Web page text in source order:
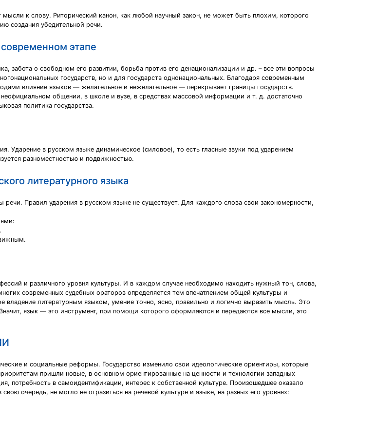
к слову. Риторический канон, как любой научный закон, не может быть плохим, которого
создания убедительной речи.
этапе
забота о свободном его развитии, борьба против его денационализации и др. – все эти вопросы
государств, но и для государств однонациональных. Благодаря современным
влияние языков — желательное и нежелательное — перекрывает границы государств.
общении, в школе и вузе, в средствах массовой информации и т. д. достаточно
политика государства.
Ударение в русском языке динамическое (силовое), то есть гласные звуки под ударением
разноместностью и подвижностью.
литературного языка
Правил ударения в русском языке не существует. Для каждого слова свои закономерности,
и различного уровня культуры. И в каждом случае необходимо находить нужный тон, слова,
современных судебных ораторов определяется тем впечатлением общей культуры и
владение литературным языком, умение точно, ясно, правильно и логично выразить мысль. Это
язык — это инструмент, при помощи которого оформляются и передаются все мысли, это
и социальные реформы. Государство изменило свои идеологические ориентиры, которые
пришли новые, в основном ориентированные на ценности и технологии западных
потребность в самоидентификации, интерес к собственной культуре. Произошедшее оказало
очередь, не могло не отразиться на речевой культуре и языке, на разных его уровнях: